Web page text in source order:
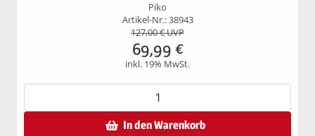
Piko
Artikel-Nr.: 38943
127,00€ UVP
69,99 €
inkl. 19% MwSt.
In den Warenkorb